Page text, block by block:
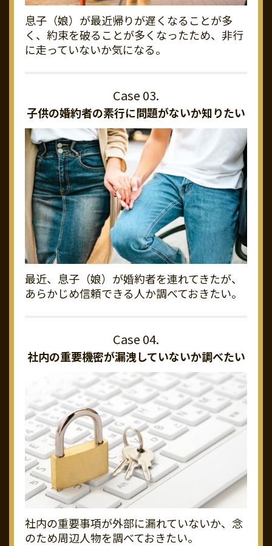
息子（娘）が最近帰りが遅くなることが多
く、約束を破ることが多くなったため、非行
に走っていないか気になる。
子供の婚約者の素行に問題がないか知りたい
最近、息子（娘）が婚約者を連れてきたが、
あらかじめ信頼できる人か調べておきたい。
社内の重要機密が漏洩していないか調べたい
社内の重要事項が外部に漏れていないか、念
のため周辺人物を調べておきたい。